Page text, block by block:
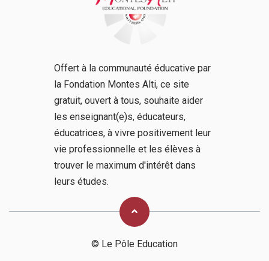
Offert à la communauté éducative par
la Fondation Montes Alti, ce site
gratuit, ouvert à tous, souhaite aider
les enseignant(e)s, éducateurs,
éducatrices, à vivre positivement leur
vie professionnelle et les élèves à
trouver le maximum d'intérêt dans
leurs études.
© Le Pôle Education